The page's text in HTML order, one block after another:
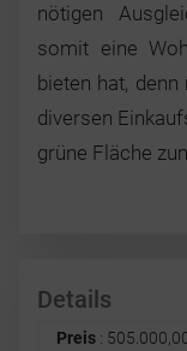
nötigen
somit eine
bieten hat,
diversen
grüne Fläche
Details
Preis :